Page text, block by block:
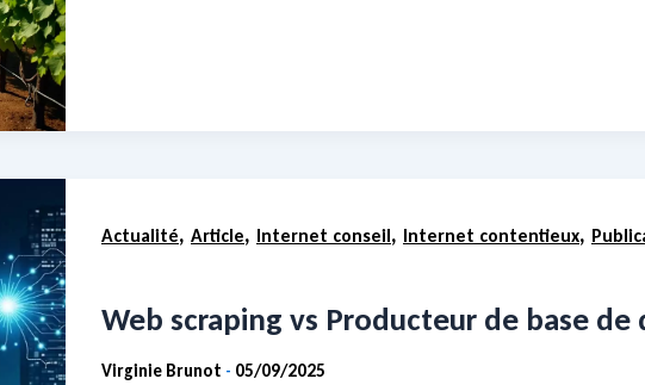
Actualité, Article, Internet conseil, Internet contentieux,
Web scraping vs Producteur de base
Virginie Brunot - 05/09/2025